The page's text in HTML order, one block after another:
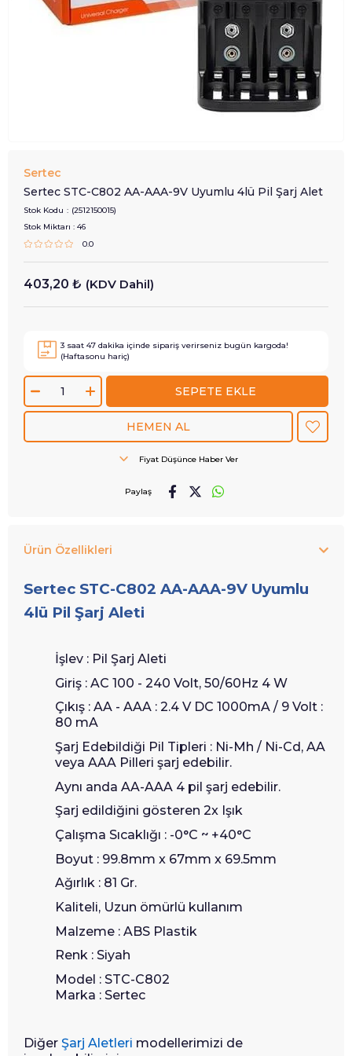
Sertec
Sertec STC-C802 AA-AAA-9V Uyumlu 4lü Pil Şarj Alet
Stok Kodu
(2512150015)
Stok Miktarı : 46
0.0
403,20 ₺ (KDV Dahil)
3 saat 47 dakika içinde sipariş verirseniz bugün kargoda!
(Haftasonu hariç)
Fiyat Düşünce Haber Ver
Paylaş
Ürün Özellikleri
Sertec STC-C802 AA-AAA-9V Uyumlu
4lü Pil Şarj Aleti
İşlev : Pil Şarj Aleti
Giriş : AC 100 - 240 Volt, 50/60Hz 4 W
Çıkış : AA - AAA : 2.4 V DC 1000mA / 9 Volt :
80 mA
Şarj Edebildiği Pil Tipleri : Ni-Mh / Ni-Cd, AA
veya AAA Pilleri şarj edebilir.
Aynı anda AA-AAA 4 pil şarj edebilir.
Şarj edildiğini gösteren 2x Işık
Çalışma Sıcaklığı : -0°C ~ +40°C
Boyut : 99.8mm x 67mm x 69.5mm
Ağırlık : 81 Gr.
Kaliteli, Uzun ömürlü kullanım
Malzeme : ABS Plastik
Renk : Siyah
Model : STC-C802
Marka : Sertec
Diğer Şarj Aletleri modellerimizi de